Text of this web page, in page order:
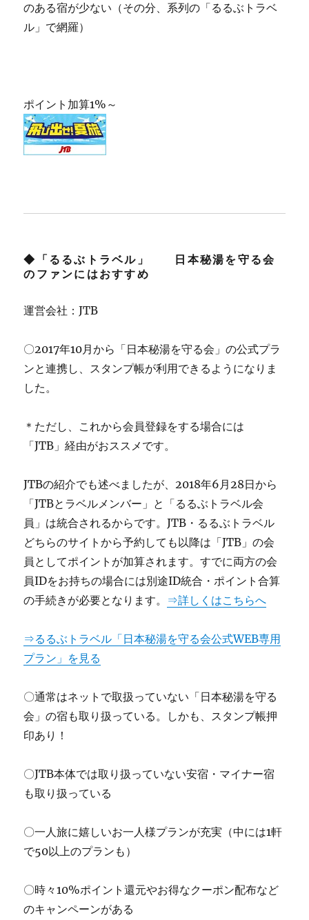
のある宿が少ない（その分、系列の「るるぶトラベ
ル」で網羅）
ポイント加算1%～
◆「るるぶトラベル」
日本秘湯を守る会
のファンにはおすすめ
運営会社：JTB
〇2017年10月から「日本秘湯を守る会」の公式プラ
ンと連携し、スタンプ帳が利用できるようになりま
した。
＊ただし、これから会員登録をする場合には
「JTB」経由がおススメです。
JTBの紹介でも述べましたが、2018年6月28日から
「JTBとラベルメンバー」と「るるぶトラベル会
員」は統合されるからです。JTB・るるぶトラベル
どちらのサイトから予約しても以降は「JTB」の会
員としてポイントが加算されます。すでに両方の会
員IDをお持ちの場合には別途ID統合・ポイント合算
の手続きが必要となります。 ⇒詳しくはこちらへ
⇒るるぶトラベル「日本秘湯を守る会公式WEB専用
プラン」を見る
〇通常はネットで取扱っていない「日本秘湯を守る
会」の宿も取り扱っている。しかも、スタンプ帳押
印あり！
〇JTB本体では取り扱っていない安宿・マイナー宿
も取り扱っている
〇一人旅に嬉しいお一人様プランが充実（中には1軒
で50以上のプランも）
〇時々10%ポイント還元やお得なクーポン配布など
のキャンペーンがある